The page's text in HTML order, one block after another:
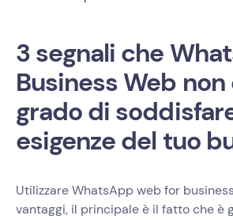
3 segnali che
Business Web
grado di
esigenze del tuo
Utilizzare WhatsApp web for
vantaggi, il principale è il fatto che è